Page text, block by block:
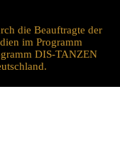
die Beauftragte der
im Programm
DIS-TANZEN